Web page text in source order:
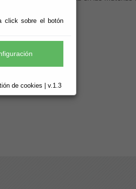
click sobre el botón
de cookies | v.1.3